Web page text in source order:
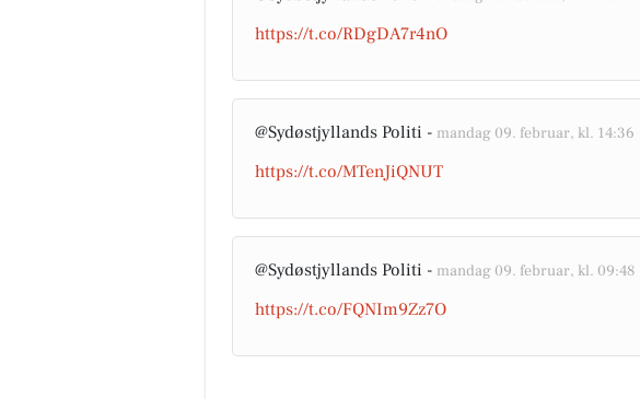
https://t.co/RDgDA7r4nO
@Sydøstjyllands Politi - mandag 09. februar, kl. 14:36
https://t.co/MTenJiQNUT
@Sydøstjyllands Politi - mandag 09. februar, kl. 09:48
https://t.co/FQNIm9Zz7O